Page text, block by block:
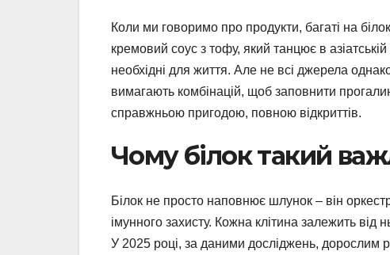
Коли ми говоримо про продукти, багаті на
кремовий соус з тофу, який танцює в
необхідні для життя. Але не всі джерела
вимагають комбінацій, щоб заповнити
справжньою пригодою, повною відкриттів.
Чому білок такий
Білок не просто наповнює шлунок – він
імунного захисту. Кожна клітина залежить від
У 2025 році, за даними досліджень, дорослим